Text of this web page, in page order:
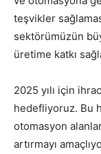
teşvikler
sektörümüzün
üretime katkı
2025 yılı için
hedefliyoruz. Bu
otomasyon
artırmayı